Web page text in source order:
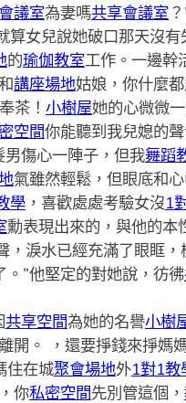
議室為妻嗎共享會議室
算女兒說她破口那天沒有
的瑜伽教室工作。一邊幹
講座場地姑娘，你什麼
茶！ 小樹屋她的心微微
空間你能聽到我兒媳的
男傷心一陣子，但我舞蹈
氣雖然輕鬆，但眼底和
學，喜歡處處考驗女沒1
勳表現出來的，與他的本
，淚水已經充滿了眼眶，
。”他堅定的對她說，彷彿
共享空間為她的名譽小樹
開。 ，還要掙錢來掙媽
住在城聚會場地外1對1教
你私密空間先別管這個，